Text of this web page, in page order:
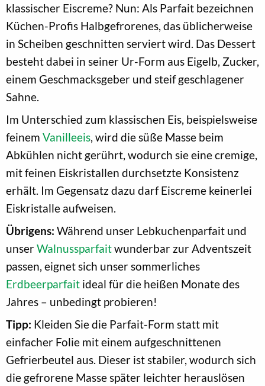
klassischer Eiscreme? Nun: Als Parfait bezeichnen
Küchen-Profis Halbgefrorenes, das üblicherweise
in Scheiben geschnitten serviert wird. Das Dessert
besteht dabei in seiner Ur-Form aus Eigelb, Zucker,
einem Geschmacksgeber und steif geschlagener
Sahne.
Im Unterschied zum klassischen Eis, beispielsweise
feinem Vanilleeis, wird die süße Masse beim
Abkühlen nicht gerührt, wodurch sie eine cremige,
mit feinen Eiskristallen durchsetzte Konsistenz
erhält. Im Gegensatz dazu darf Eiscreme keinerlei
Eiskristalle aufweisen.
Übrigens: Während unser Lebkuchenparfait und
unserWalnussparfaitwunderbar zur Adventszeit
passen, eignet sich unser sommerliches
Erdbeerparfait ideal für die heißen Monate des
Jahres – unbedingt probieren!
Tipp: Kleiden Sie die Parfait-Form statt mit
einfacher Folie mit einem aufgeschnittenen
Gefrierbeutel aus. Dieser ist stabiler, wodurch sich
die gefrorene Masse später leichter herauslösen